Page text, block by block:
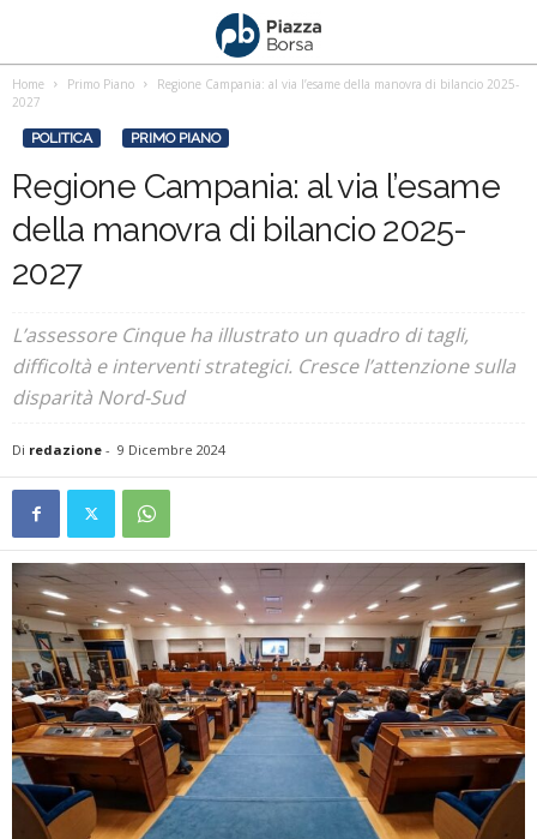
Home Primo Piano
Regione Campania: al via l’esame della manovra di bilancio 2025-
2027
POLITICA PRIMO PIANO
Regione Campania: al via l’esame
della manovra di bilancio 2025-
2027
L’assessore Cinque ha illustrato un quadro di tagli,
difficoltà e interventi strategici. Cresce l’attenzione sulla
disparità Nord-Sud
Di redazione - 9 Dicembre 2024